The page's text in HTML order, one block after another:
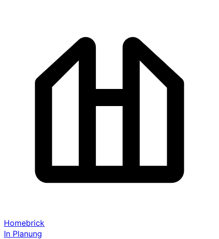
Homebrick
In Planung